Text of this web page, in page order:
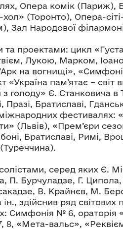
Опера комік (Париж),
(Торонто), Опера-
Зал Народової
та проектами: цикл
Лукою, Марком,
на вогнищі»,
пам’ятає – світ
голоду» Є. Станковича в
Братиславі,
міжнародних фестивалях:
(Львів), «Прем’єри
Братиславі, Римі,
(Туреччина).
серед яких Є.
П. Бурчуладзе, Г.
В. Крайнєв, М.
здійснив ряд світових
Симфонія № 6, ораторія
8, «Мета-вальс»,